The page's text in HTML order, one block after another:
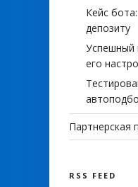
Кейс
депозиту
Успешный
его
Партнерская
RSS FEED